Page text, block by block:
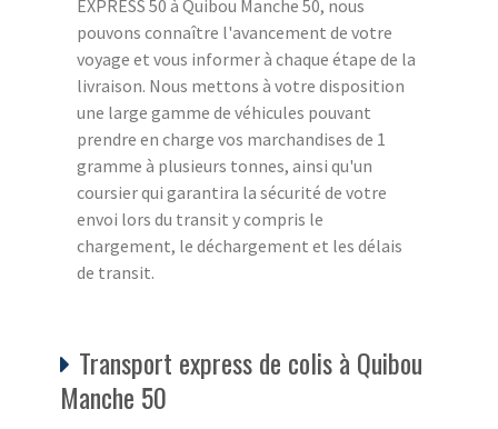
EXPRESS 50 à Quibou Manche 50, nous
pouvons connaître l'avancement de votre
voyage et vous informer à chaque étape de la
livraison. Nous mettons à votre disposition
une large gamme de véhicules pouvant
prendre en charge vos marchandises de 1
gramme à plusieurs tonnes, ainsi qu'un
coursier qui garantira la sécurité de votre
envoi lors du transit y compris le
chargement, le déchargement et les délais
de transit.
Transport express de colis à Quibou
Manche 50